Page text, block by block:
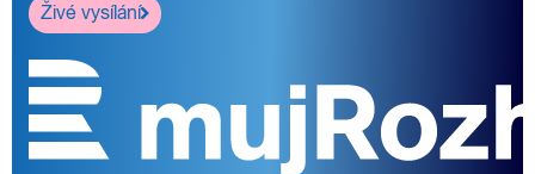
Živé vysílání